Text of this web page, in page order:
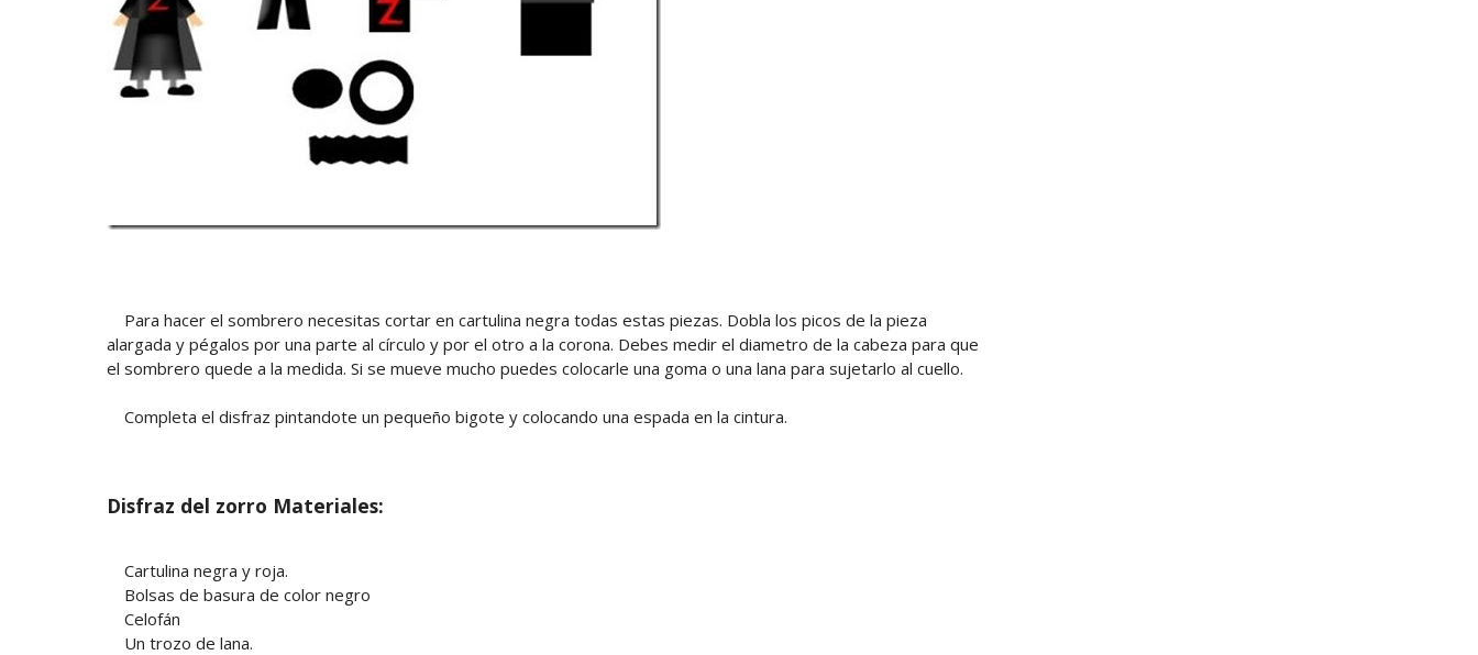
Para hacer el sombrero necesitas cortar en cartulina negra todas estas piezas. Dobla los picos de la pieza
alargada y pégalos por una parte al círculo y por el otro a la corona. Debes medir el diametro de la cabeza para que
el sombrero quede a la medida. Si se mueve mucho puedes colocarle una goma o una lana para sujetarlo al cuello.
Completa el disfraz pintandote un pequeño bigote y colocando una espada en la cintura.
Disfraz del zorro Materiales:
Cartulina negra y roja.
Bolsas de basura de color negro
Celofán
Un trozo de lana.